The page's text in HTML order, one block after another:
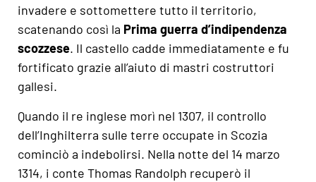
invadere e sottomettere tutto il territorio,
scatenando così la Prima guerra d’indipendenza
scozzese. Il castello cadde immediatamente e fu
fortificato grazie all’aiuto di mastri costruttori
gallesi.
Quando il re inglese morì nel 1307, il controllo
dell’Inghilterra sulle terre occupate in Scozia
cominciò a indebolirsi. Nella notte del 14 marzo
1314, i conte Thomas Randolph recuperò il